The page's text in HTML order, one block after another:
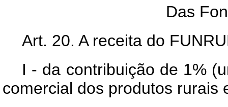
Das
Art. 20. A receita do
I - da contribuição de 1%
comercial dos produtos rurais